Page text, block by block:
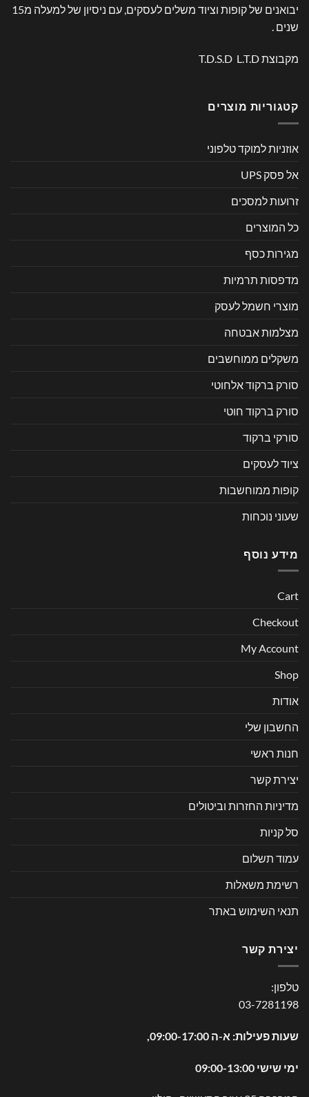
יבואנים של קופות וציוד משלים לעסקים, עם ניסיון של למעלה מ15
שנים .
מקבוצת T.D.S.D L.T.D
קטגוריות מוצרים
אוזניות למוקד טלפוני
אל פסק UPS
זרועות למסכים
כל המוצרים
מגירות כסף
מדפסות תרמיות
מוצרי חשמל לעסק
מצלמות אבטחה
משקלים ממוחשבים
סורק ברקוד אלחוטי
סורק ברקוד חוטי
סורקי ברקוד
ציוד לעסקים
קופות ממוחשבות
שעוני נוכחות
מידע נוסף
Cart
Checkout
My Account
Shop
אודות
החשבון שלי
חנות ראשי
יצירת קשר
מדיניות החזרות וביטולים
סל קניות
עמוד תשלום
רשימת משאלות
תנאי השימוש באתר
יצירת קשר
טלפון:
03-7281198
שעות פעילות: א-ה 09:00-17:00,
ימי שישי 09:00-13:00